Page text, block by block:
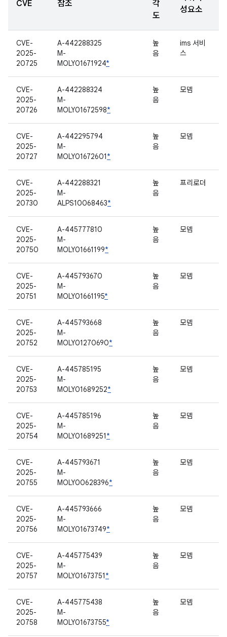
CVE 참조
각
도
성요소
CVE-
2025-
20725
A-442288325
M-
MOLY01671924*
높
음
ims 서비
스
CVE-
2025-
20726
A-442288324
M-
MOLY01672598*
높
음
모뎀
CVE-
2025-
20727
A-442295794
M-
MOLY01672601*
높
음
모뎀
CVE-
2025-
20730
A-442288321
M-
ALPS10068463*
높
음
프리로더
CVE-
2025-
20750
A-445777810
M-
MOLY01661199*
높
음
모뎀
CVE-
2025-
20751
A-445793670
M-
MOLY01661195*
높
음
모뎀
CVE-
2025-
20752
A-445793668
M-
MOLY01270690*
높
음
모뎀
CVE-
2025-
20753
A-445785195
M-
MOLY01689252*
높
음
모뎀
CVE-
2025-
20754
A-445785196
M-
MOLY01689251*
높
음
모뎀
CVE-
2025-
20755
A-445793671
M-
MOLY00628396*
높
음
모뎀
CVE-
2025-
20756
A-445793666
M-
MOLY01673749*
높
음
모뎀
CVE-
2025-
20757
A-445775439
M-
MOLY01673751*
높
음
모뎀
CVE-
2025-
20758
A-445775438
M-
MOLY01673755*
높
음
모뎀